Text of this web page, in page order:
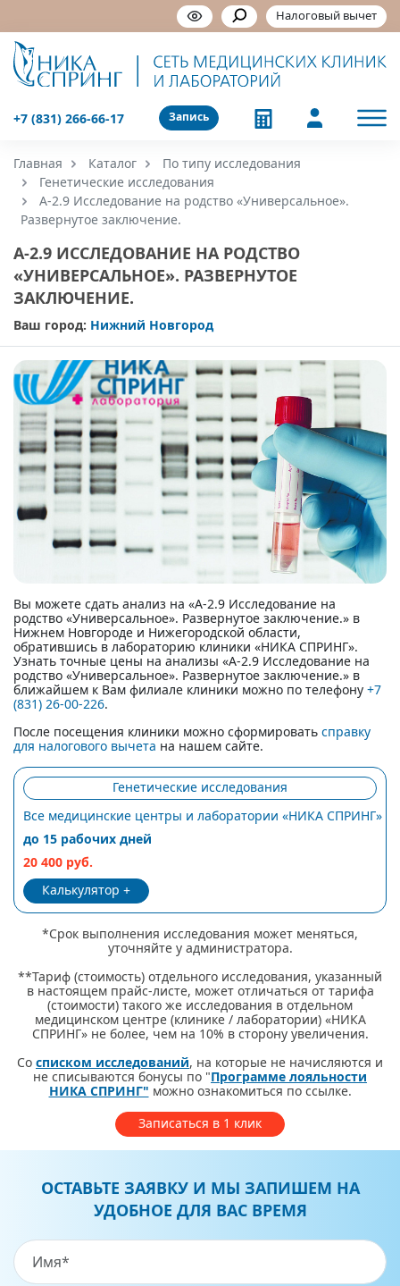
Налоговый вычет
Запись
+7 (831) 266-66-17
Главная Каталог
По типу исследования
Генетические исследования
А-2.9 Исследование на родство «Универсальное».
Развернутое заключение.
А-2.9 ИССЛЕДОВАНИЕ НА РОДСТВО
«УНИВЕРСАЛЬНОЕ». РАЗВЕРНУТОЕ
ЗАКЛЮЧЕНИЕ.
Ваш город: Нижний Новгород
Вы можете сдать анализ на «А-2.9 Исследование на
родство «Универсальное». Развернутое заключение.» в
Нижнем Новгороде и Нижегородской области,
обратившись в лабораторию клиники «НИКА СПРИНГ».
Узнать точные цены на анализы «А-2.9 Исследование на
родство «Универсальное». Развернутое заключение.» в
ближайшем к Вам филиале клиники можно по телефону +7
(831) 26-00-226.
После посещения клиники можно сформировать справку
для налогового вычета на нашем сайте.
Генетические исследования
Все медицинские центры и лаборатории «НИКА СПРИНГ»
до 15 рабочих дней
20 400 руб.
Калькулятор
*Срок выполнения исследования может меняться,
уточняйте у администратора.
**Тариф (стоимость) отдельного исследования, указанный
в настоящем прайс-листе, может отличаться от тарифа
(стоимости) такого же исследования в отдельном
медицинском центре (клинике / лаборатории) «НИКА
СПРИНГ» не более, чем на 10% в сторону увеличения.
Со списком исследований, на которые не начисляются и
не списываются бонусы по "Программе лояльности
НИКА СПРИНГ" можно ознакомиться по ссылке.
Записаться в 1 клик
ОСТАВЬТЕ ЗАЯВКУ И МЫ ЗАПИШЕМ НА
УДОБНОЕ ДЛЯ ВАС ВРЕМЯ